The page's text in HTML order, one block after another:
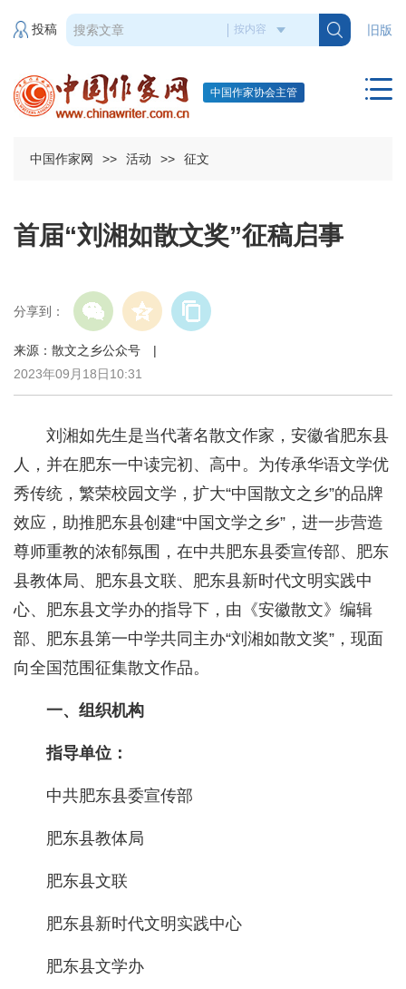
旧版
投稿
中国作家协会主管
中国作家网 >> 活动 >> 征文
首届“刘湘如散文奖”征稿启事
分享到：
来源：散文之乡公众号 |
2023年09月18日10:31
刘湘如先生是当代著名散文作家，安徽省肥东县
人，并在肥东一中读完初、高中。为传承华语文学优
秀传统，繁荣校园文学，扩大“中国散文之乡”的品牌
效应，助推肥东县创建“中国文学之乡”，进一步营造
尊师重教的浓郁氛围，在中共肥东县委宣传部、肥东
县教体局、肥东县文联、肥东县新时代文明实践中
心、肥东县文学办的指导下，由《安徽散文》编辑
部、肥东县第一中学共同主办“刘湘如散文奖”，现面
向全国范围征集散文作品。
一、组织机构
指导单位：
中共肥东县委宣传部
肥东县教体局
肥东县文联
肥东县新时代文明实践中心
肥东县文学办